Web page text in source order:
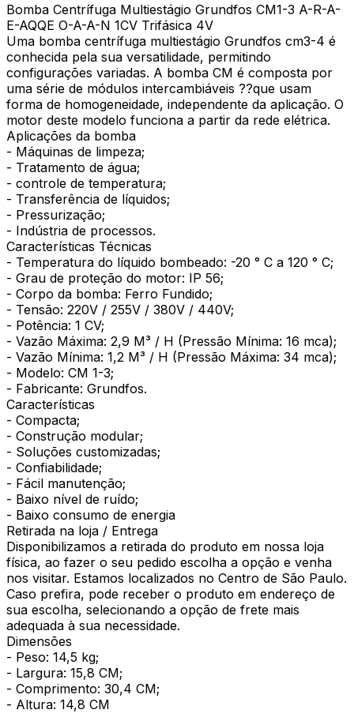
Bomba Centrífuga Multiestágio Grundfos CM1-3 A-R-A-
E-AQQE O-A-A-N 1CV Trifásica 4V
Uma bomba centrífuga multiestágio Grundfos cm3-4 é
conhecida pela sua versatilidade, permitindo
configurações variadas. A bomba CM é composta por
uma série de módulos intercambiáveis ??que usam
forma de homogeneidade, independente da aplicação. O
motor deste modelo funciona a partir da rede elétrica.
Aplicações da bomba
- Máquinas de limpeza;
- Tratamento de água;
- controle de temperatura;
- Transferência de líquidos;
- Pressurização;
- Indústria de processos.
Características Técnicas
- Temperatura do líquido bombeado: -20 ° C a 120 ° C;
- Grau de proteção do motor: IP 56;
- Corpo da bomba: Ferro Fundido;
- Tensão: 220V / 255V / 380V / 440V;
- Potência: 1 CV;
- Vazão Máxima: 2,9 M³ / H (Pressão Mínima: 16 mca);
- Vazão Mínima: 1,2 M³ / H (Pressão Máxima: 34 mca);
- Modelo: CM 1-3;
- Fabricante: Grundfos.
Características
- Compacta;
- Construção modular;
- Soluções customizadas;
- Confiabilidade;
- Fácil manutenção;
- Baixo nível de ruído;
- Baixo consumo de energia
Retirada na loja / Entrega
Disponibilizamos a retirada do produto em nossa loja
física, ao fazer o seu pedido escolha a opção e venha
nos visitar. Estamos localizados no Centro de São Paulo.
Caso prefira, pode receber o produto em endereço de
sua escolha, selecionando a opção de frete mais
adequada à sua necessidade.
Dimensões
- Peso: 14,5 kg;
- Largura: 15,8 CM;
- Comprimento: 30,4 CM;
- Altura: 14,8 CM